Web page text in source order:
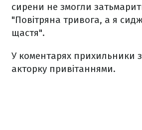
сирени не змогли
"Повітряна тривога, а я
щастя".
У коментарях прихильники
акторку привітаннями.